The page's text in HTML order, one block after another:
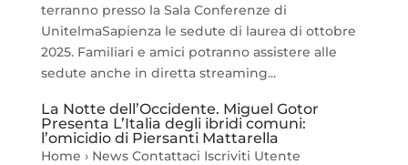
terranno presso la Sala Conferenze di
UnitelmaSapienza le sedute di laurea di ottobre
2025. Familiari e amici potranno assistere alle
sedute anche in diretta streaming...
La Notte dell’Occidente. Miguel Gotor
Presenta L’Italia degli ibridi comuni:
l’omicidio di Piersanti Mattarella
Home › News Contattaci Iscriviti Utente